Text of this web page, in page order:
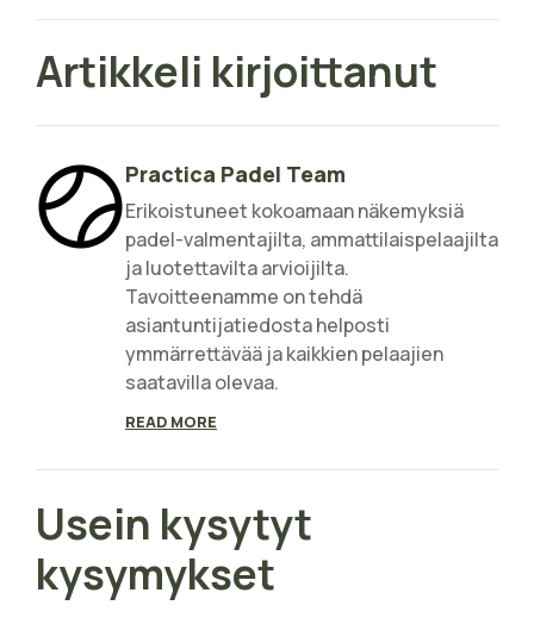
Artikkeli kirjoittanut
Practica Padel Team
Erikoistuneet kokoamaan näkemyksiä
padel-valmentajilta, ammattilaispelaajilta
ja luotettavilta arvioijilta.
Tavoitteenamme on tehdä
asiantuntijatiedosta helposti
ymmärrettävää ja kaikkien pelaajien
saatavilla olevaa.
READ MORE
Usein kysytyt
kysymykset